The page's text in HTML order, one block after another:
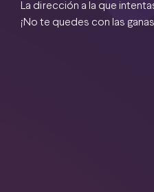
La dirección a la que
¡No te quedes con las